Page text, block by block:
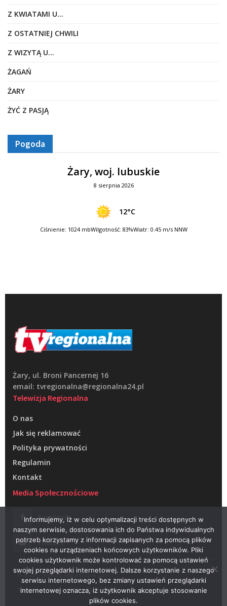
Z KWIATAMI U…
Z OSTATNIEJ CHWILI
Z WIZYTĄ U…
ŻAGAŃ
ŻARY
ŻYĆ Z PASJĄ
Pogoda
Żary, woj. lubuskie
8 sierpnia 2026
12°C
Ciśnienie: 1024 mbWilgotność: 83%Wiatr: 0.45 m/s NNW
Żary, ul. Broni Pancernej 16
email: tvregionalna@regionalna24.pl
Telewizja Regionalna
O nas
Jak się reklamować
Polityka prywatności
Regulamin
Kontakt
Media Społecznościowe
Facebook
Youtube
© 2022 – Telewizja Regionalna w Żarach
Projektowanie stron WWW –RAGACOM
Informujemy, iż w celu optymalizacji treści dostępnych w
naszym serwisie, dostosowania ich do Państwa indywidualnych
potrzeb korzystamy z informacji zapisanych za pomocą plików
cookies na urządzeniach końcowych użytkowników. Pliki
cookies użytkownik może kontrolować za pomocą ustawień
swojej przeglądarki internetowej. Dalsze korzystanie z naszego
serwisu internetowego, bez zmiany ustawień przeglądarki
internetowej oznacza, iż użytkownik akceptuje stosowanie
plików cookies.